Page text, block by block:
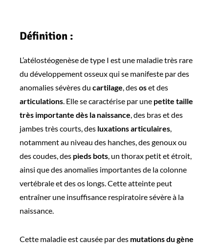
Définition :
L’atélostéogenèse de type I est une maladie très rare
du développement osseux qui se manifeste par des
anomalies sévères du cartilage, desoset des
articulations. Elle se caractérise par une petite taille
très importante dès la naissance, des bras et des
jambes très courts, des luxations articulaires,
notamment au niveau des hanches, des genoux ou
des coudes, des pieds bots, un thorax petit et étroit,
ainsi que des anomalies importantes de la colonne
vertébrale et des os longs. Cette atteinte peut
entraîner une insuffisance respiratoire sévère à la
naissance.
Cette maladie est causée par des mutations du gène